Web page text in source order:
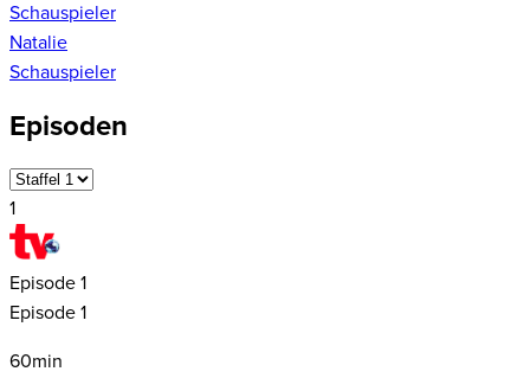
Schauspieler
Natalie
Schauspieler
Episoden
1
Episode 1
Episode 1
60min